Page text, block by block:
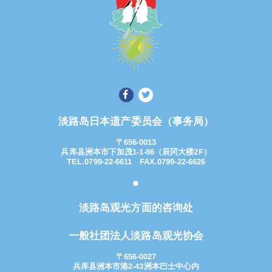
淡路岛日本遗产委员会（事务局）
〒656-0013
兵库县洲本市下加茂1-1-86（辰冈大楼2F）
TEL.0799-22-6611 FAX.0799-22-6626
淡路岛观光方面的咨询处
一般社团法人淡路岛观光协会
〒656-0027
兵库县洲本市港2-43洲本巴士中心内